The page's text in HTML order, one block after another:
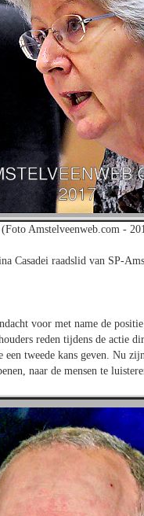
(Foto Amstelveenweb.com -
Casadei raadslid van SP-
voor met name de
reden tijdens de actie
tweede kans geven. Nu
naar de mensen te